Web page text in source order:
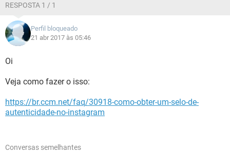
RESPOSTA 1 / 1
Perfil bloqueado
21 abr 2017 às 05:46
Oi
Veja como fazer o isso:
https://br.ccm.net/faq/30918-como-obter-um-selo-de-
autenticidade-no-instagram
Conversas semelhantes